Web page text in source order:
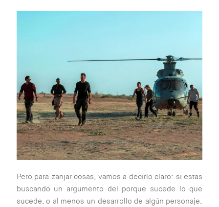
Pero para zanjar cosas, vamos a decirlo claro: si estas
buscando un argumento del porque sucede lo que
sucede, o al menos un desarrollo de algún personaje,